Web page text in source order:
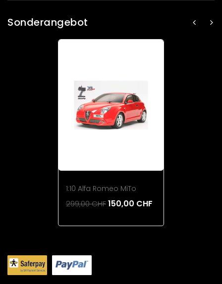
Sonderangebot
1:10 Alfa Romeo MiTo
299,00 CHF150,00 CHF